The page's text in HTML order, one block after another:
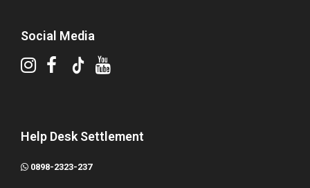
Social Media
Help Desk Settlement
0898-2323-237